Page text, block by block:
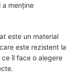
a menține
este un material
este rezistent la
îl face o alegere